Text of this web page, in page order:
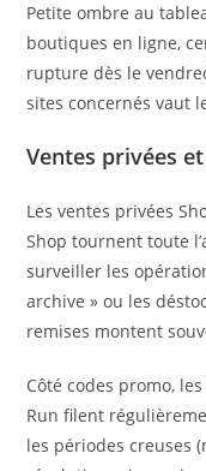
Petite ombre au
boutiques en ligne,
rupture dès le
sites concernés vaut
Ventes privées
Les ventes privées
Shop tournent toute
surveiller les
archive » ou les
remises montent
Côté codes promo,
Run filent
les périodes creuses